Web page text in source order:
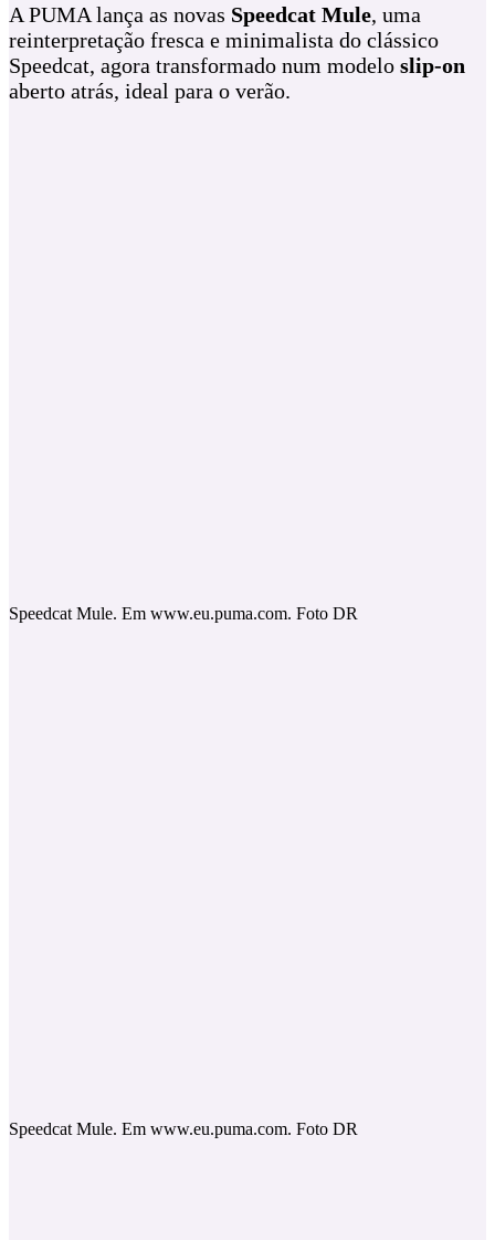
A PUMA lança as novas Speedcat Mule, uma
reinterpretação fresca e minimalista do clássico
Speedcat, agora transformado num modelo slip‑on
aberto atrás, ideal para o verão.
Speedcat Mule. Em www.eu.puma.com. Foto DR
Speedcat Mule. Em www.eu.puma.com. Foto DR